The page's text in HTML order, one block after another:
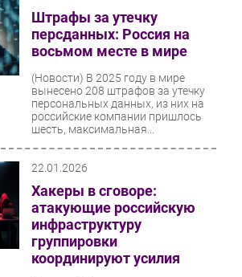
Штрафы за утечку
персданных: Россия на
восьмом месте в мире
(Новости) В 2025 году в мире
вынесено 208 штрафов за утечку
персональных данных, из них на
российские компании пришлось
шесть, максимальная...
22.01.2026
Хакеры в сговоре:
атакующие российскую
инфраструктуру
группировки
координируют усилия